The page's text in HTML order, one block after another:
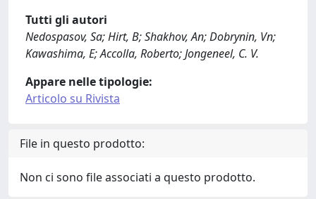
Tutti gli autori
Nedospasov, Sa; Hirt, B; Shakhov, An; Dobrynin, Vn;
Kawashima, E; Accolla, Roberto; Jongeneel, C. V.
Appare nelle tipologie:
Articolo su Rivista
File in questo prodotto:
Non ci sono file associati a questo prodotto.